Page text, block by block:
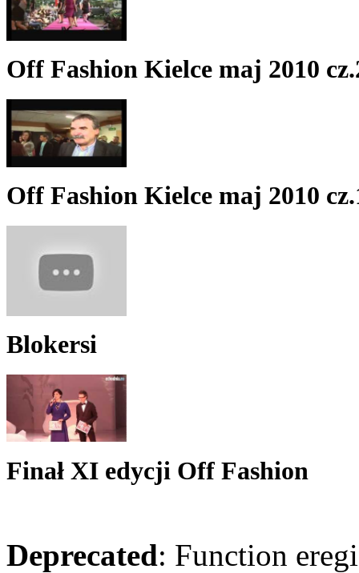
Off Fashion Kielce maj 2010
Off Fashion Kielce maj 2010
Blokersi
Finał XI edycji Off Fashion
Deprecated: Function